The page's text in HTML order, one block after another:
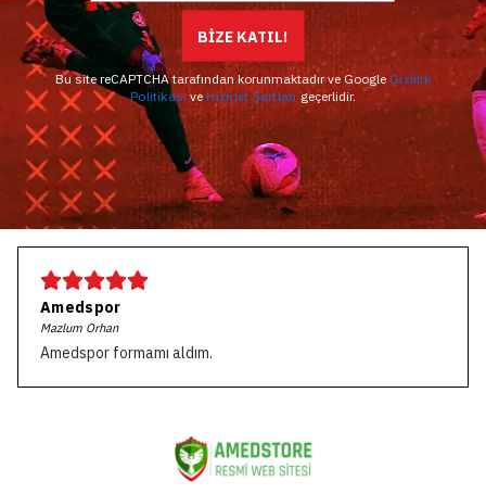
BİZE KATIL!
Bu site reCAPTCHA tarafından korunmaktadır ve Google Gizlilik
PolitikasıveHizmet Şartları geçerlidir.
Amedspor
Mazlum Orhan
Amedspor formamı aldım.